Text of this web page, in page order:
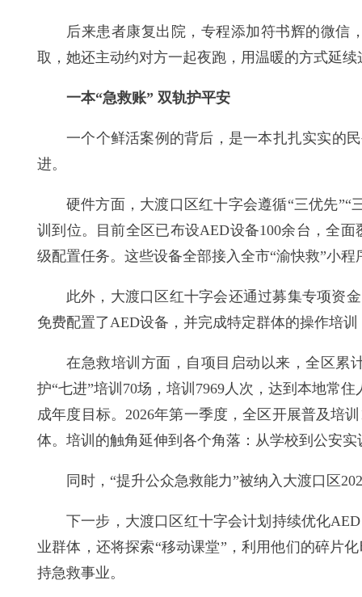
后来患者康复出院，专程添加符书辉的微信
取，她还主动约对方一起夜跑，用温暖的方式延续
一本“急救账” 双轨护平安
一个个鲜活案例的背后，是一本扎扎实实的
进。
硬件方面，大渡口区红十字会遵循“三优先
训到位。目前全区已布设AED设备100余台，全
级配置任务。这些设备全部接入全市“渝快救”小
此外，大渡口区红十字会还通过募集专项资
免费配置了AED设备，并完成特定群体的操作培
在急救培训方面，自项目启动以来，全区累
护“七进”培训70场，培训7969人次，达到本地常
成年度目标。2026年第一季度，全区开展普及培
体。培训的触角延伸到各个角落：从学校到公安
同时，“提升公众急救能力”被纳入大渡口区
下一步，大渡口区红十字会计划持续优化
业群体，还将探索“移动课堂”，利用他们的碎片
持急救事业。